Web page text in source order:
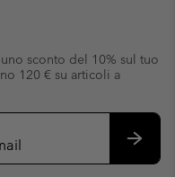
sconto del 10% sul tuo
120 € su articoli a